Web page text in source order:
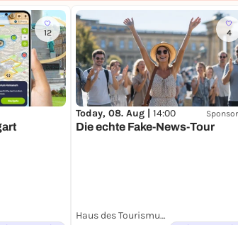
12 4
Today, 08. Aug | 14:00
Die echte Fake-News-Tour
Haus des Tourismus – Marktplatz der Erlebnisse